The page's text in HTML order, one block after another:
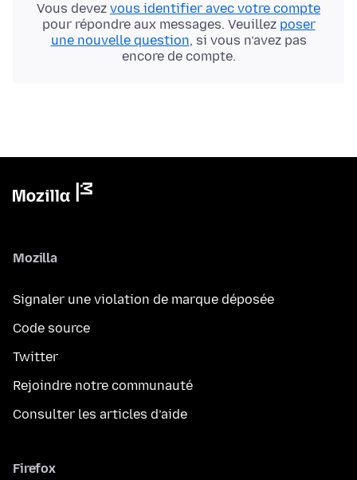
Vous devez vous identifier avec votre compte
pour répondre aux messages. Veuillez poser
une nouvelle question, si vous n’avez pas
encore de compte.
Mozilla
Signaler une violation de marque déposée
Code source
Twitter
Rejoindre notre communauté
Consulter les articles d’aide
Firefox